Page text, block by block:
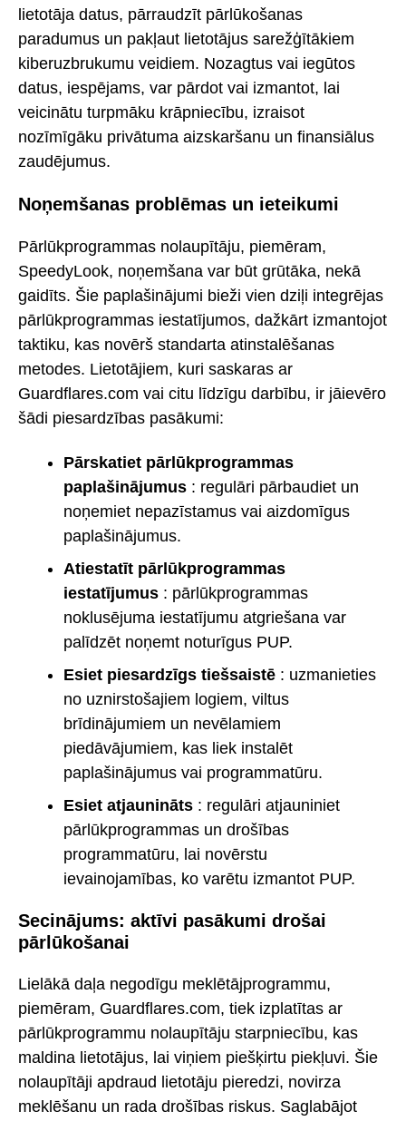
lietotāja datus, pārraudzīt pārlūkošanas
paradumus un pakļaut lietotājus sarežģītākiem
kiberuzbrukumu veidiem. Nozagtus vai iegūtos
datus, iespējams, var pārdot vai izmantot, lai
veicinātu turpmāku krāpniecību, izraisot
nozīmīgāku privātuma aizskaršanu un finansiālus
zaudējumus.
Noņemšanas problēmas un ieteikumi
Pārlūkprogrammas nolaupītāju, piemēram,
SpeedyLook, noņemšana var būt grūtāka, nekā
gaidīts. Šie paplašinājumi bieži vien dziļi integrējas
pārlūkprogrammas iestatījumos, dažkārt izmantojot
taktiku, kas novērš standarta atinstalēšanas
metodes. Lietotājiem, kuri saskaras ar
Guardflares.com vai citu līdzīgu darbību, ir jāievēro
šādi piesardzības pasākumi:
Pārskatiet pārlūkprogrammas
paplašinājumus : regulāri pārbaudiet un
noņemiet nepazīstamus vai aizdomīgus
paplašinājumus.
Atiestatīt pārlūkprogrammas
iestatījumus : pārlūkprogrammas
noklusējuma iestatījumu atgriešana var
palīdzēt noņemt noturīgus PUP.
Esiet piesardzīgs tiešsaistē : uzmanieties
no uznirstošajiem logiem, viltus
brīdinājumiem un nevēlamiem
piedāvājumiem, kas liek instalēt
paplašinājumus vai programmatūru.
Esiet atjaunināts : regulāri atjauniniet
pārlūkprogrammas un drošības
programmatūru, lai novērstu
ievainojamības, ko varētu izmantot PUP.
Secinājums: aktīvi pasākumi drošai
pārlūkošanai
Lielākā daļa negodīgu meklētājprogrammu,
piemēram, Guardflares.com, tiek izplatītas ar
pārlūkprogrammu nolaupītāju starpniecību, kas
maldina lietotājus, lai viņiem piešķirtu piekļuvi. Šie
nolaupītāji apdraud lietotāju pieredzi, novirza
meklēšanu un rada drošības riskus. Saglabājot